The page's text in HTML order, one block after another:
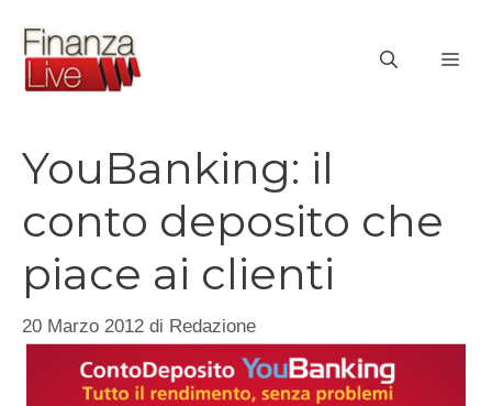
contenuto
YouBanking: il
conto deposito che
piace ai clienti
20 Marzo 2012 di Redazione